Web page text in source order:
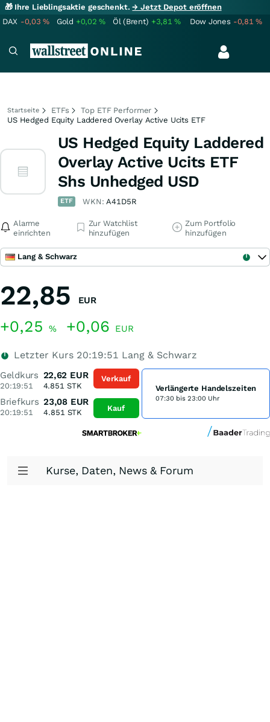
🎁 Ihre Lieblingsaktie geschenkt.→ Jetzt Depot eröffnen
DAX -0,03% Gold +0,02% Öl (Brent) +3,81% Dow Jones -0,81%
Startseite ETFs
Top ETF Performer
US Hedged Equity Laddered Overlay Active Ucits ETF
US Hedged Equity Laddered
Overlay Active Ucits ETF
Shs Unhedged USD
ETF WKN:A41D5R
Alarme
einrichten
Zur Watchlist
hinzufügen
Zum Portfolio
hinzufügen
Lang & Schwarz
22,85 EUR
+0,25 % +0,06 EUR
Letzter Kurs 20:19:51 Lang & Schwarz
Geldkurs
20:19:51
22,62 EUR
4.851 STK
Briefkurs
20:19:51
23,08 EUR
4.851 STK
Verkauf
Kauf
Verlängerte Handelszeiten
07:30 bis 23:00 Uhr
Kurse, Daten, News & Forum